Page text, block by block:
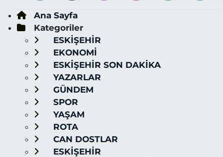
Ana Sayfa
Kategoriler
ESKİŞEHİR
EKONOMİ
ESKİŞEHİR SON DAKİKA
YAZARLAR
GÜNDEM
SPOR
YAŞAM
ROTA
CAN DOSTLAR
ESKİŞEHİR